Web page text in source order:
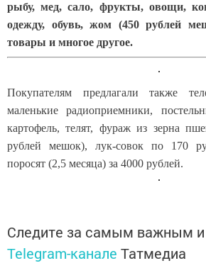
рыбу, мед, сало, фрукты, овощи,
одежду, обувь, жом (450 рублей
товары и многое другое.
Покупателям предлагали также
маленькие радиоприемники,
картофель, телят, фураж из зерна
рублей мешок), лук-совок по 170
поросят (2,5 месяца) за 4000 рублей.
Следите за самым важным
Telegram-канале Татмедиа